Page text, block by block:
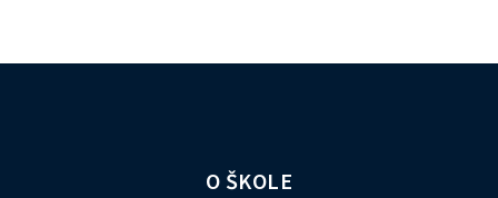
O ŠKOLE